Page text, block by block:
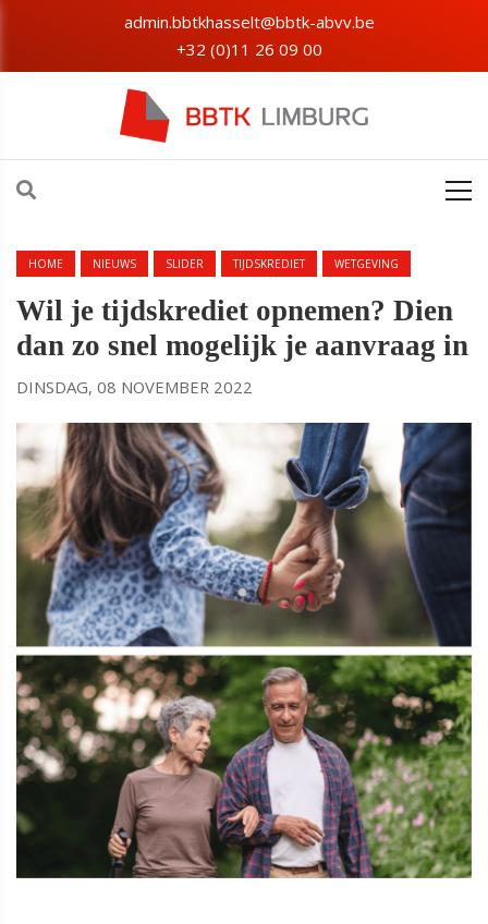
admin.bbtkhasselt@bbtk-abvv.be
+32 (0)11 26 09 00
HOME NIEUWS SLIDER TIJDSKREDIET WETGEVING
Wil je tijdskrediet opnemen? Dien
dan zo snel mogelijk je aanvraag in
DINSDAG, 08 NOVEMBER 2022